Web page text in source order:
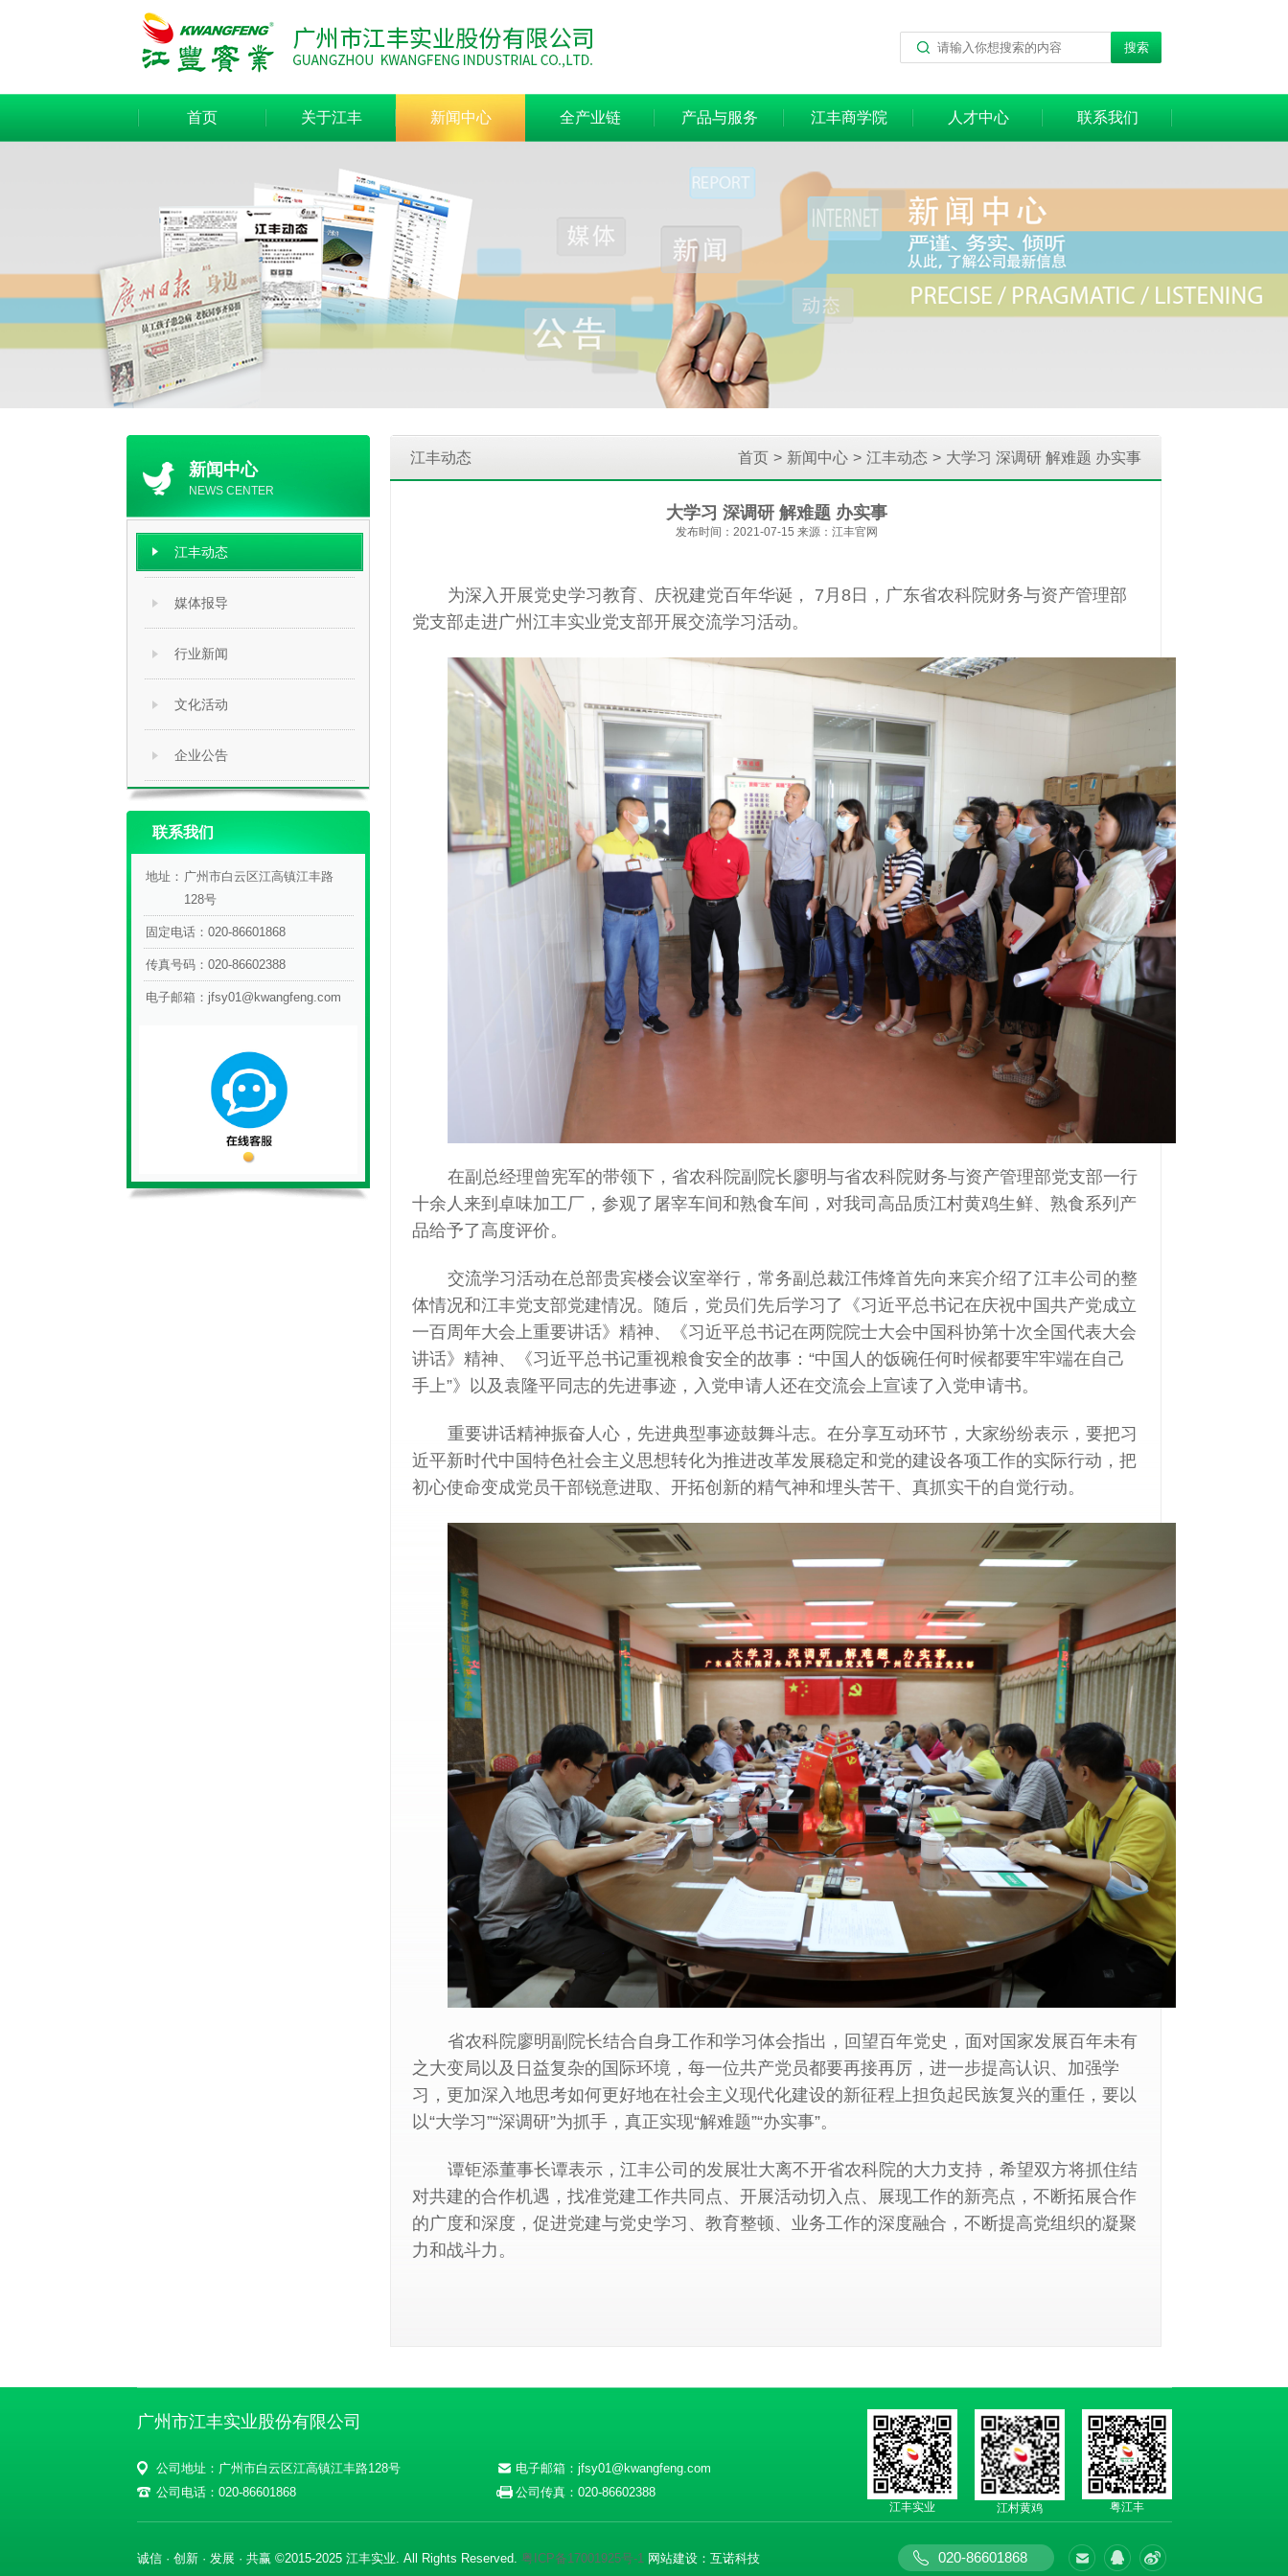
首页 关于江丰 新闻中心 全产业链 产品与服务 江丰商学院 人才中心 联系我们
新闻中心
NEWS CENTER
江丰动态
媒体报导
行业新闻
文化活动
企业公告
联系我们
地址： 广州市白云区江高镇江丰路
128号
固定电话： 020-86601868
传真号码： 020-86602388
电子邮箱： jfsy01@kwangfeng.com
首页 > 新闻中心 > 江丰动态 > 大学习 深调研 解难题 办实事
江丰动态
大学习 深调研 解难题 办实事
发布时间：2021-07-15 来源：江丰官网
为深入开展党史学习教育、庆祝建党百年华诞， 7 月8日，广东省农科院财务与资产管理部
党支部走进广州江丰实业党支部开展交流学习活动。
在副总经理曾宪军的带领下，省农科院副院长廖明与省农科院财务与资产管理部党支部一行
十余人来到卓味加工厂，参观了屠宰车间和熟食车间，对我司高品质江村黄鸡生鲜、熟食系列产
品给予了高度评价。
交流学习活动在总部贵宾楼会议室举行，常务副总裁江伟烽首先向来宾介绍了江丰公司的整
体情况和江丰党支部党建情况。随后，党员们先后学习了《习近平总书记在庆祝中国共产党成立
一百周年大会上重要讲话》精神、《习近平总书记在两院院士大会中国科协第十次全国代表大会
讲话》精神、《习近平总书记重视粮食安全的故事：“中国人的饭碗任何时候都要牢牢端在自己
手上”》以及袁隆平同志的先进事迹，入党申请人还在交流会上宣读了入党申请书。
重要讲话精神振奋人心，先进典型事迹鼓舞斗志。在分享互动环节，大家纷纷表示，要把习
近平新时代中国特色社会主义思想转化为推进改革发展稳定和党的建设各项工作的实际行动，把
初心使命变成党员干部锐意进取、开拓创新的精气神和埋头苦干、真抓实干的自觉行动。
省农科院廖明副院长结合自身工作和学习体会指出，回望百年党史，面对国家发展百年未有
之大变局以及日益复杂的国际环境，每一位共产党员都要再接再厉，进一步提高认识、加强学
习，更加深入地思考如何更好地在社会主义现代化建设的新征程上担负起民族复兴的重任，要以
以“大学习”“深调研”为抓手，真正实现“解难题”“办实事”。
谭钜添董事长谭表示，江丰公司的发展壮大离不开省农科院的大力支持，希望双方将抓住结
对共建的合作机遇，找准党建工作共同点、开展活动切入点、展现工作的新亮点，不断拓展合作
的广度和深度，促进党建与党史学习、教育整顿、业务工作的深度融合，不断提高党组织的凝聚
力和战斗力。
广州市江丰实业股份有限公司
公司地址：广州市白云区江高镇江丰路128号
电子邮箱：jfsy01@kwangfeng.com
公司电话：020-86601868
公司传真：020-86602388
江丰实业 江村黄鸡 粤江丰
诚信 · 创新 · 发展 · 共赢 ©2015-2025 江丰实业. All Rights Reserved. 粤ICP备17001925号-1 网站建设 ： 互诺科技 020-86601868